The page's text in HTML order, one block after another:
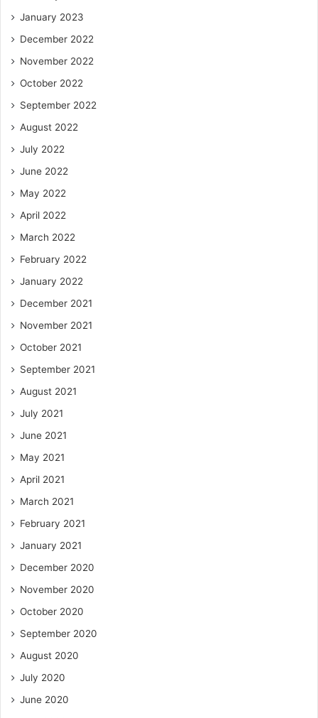
January 2023
December 2022
November 2022
October 2022
September 2022
August 2022
July 2022
June 2022
May 2022
April 2022
March 2022
February 2022
January 2022
December 2021
November 2021
October 2021
September 2021
August 2021
July 2021
June 2021
May 2021
April 2021
March 2021
February 2021
January 2021
December 2020
November 2020
October 2020
September 2020
August 2020
July 2020
June 2020